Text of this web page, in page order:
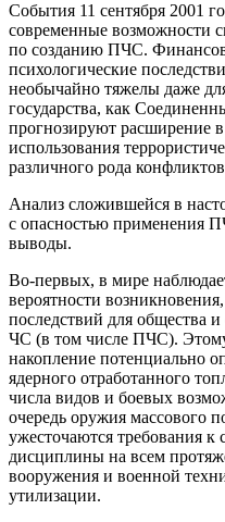
События 11 сентября 2001
современные возможности
по созданию ПЧС.
психологические
необычайно тяжелы даже
государства, как
прогнозируют расширение
использования
различного рода
Анализ сложившейся в
с опасностью применения
выводы.
Во-первых, в мире
вероятности
последствий для общества
ЧС (в том числе ПЧС). Этому
накопление потенциально
ядерного отработанного
числа видов и боевых
очередь оружия
ужесточаются требования
дисциплины на всем
вооружения и военной
утилизации.